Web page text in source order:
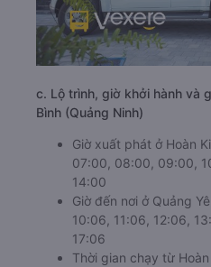
c. Lộ trình, giờ khởi hành và
Bình (Quảng Ninh)
Giờ xuất phát ở Hoàn
07:00, 08:00, 09:00,
14:00
Giờ đến nơi ở Quảng
10:06, 11:06, 12:06,
17:06
Thời gian chạy từ